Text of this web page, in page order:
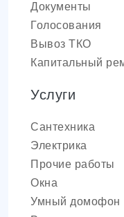
Документы
Голосования
Вывоз ТКО
Капитальный
Услуги
Сантехника
Электрика
Прочие работы
Окна
Умный домофон